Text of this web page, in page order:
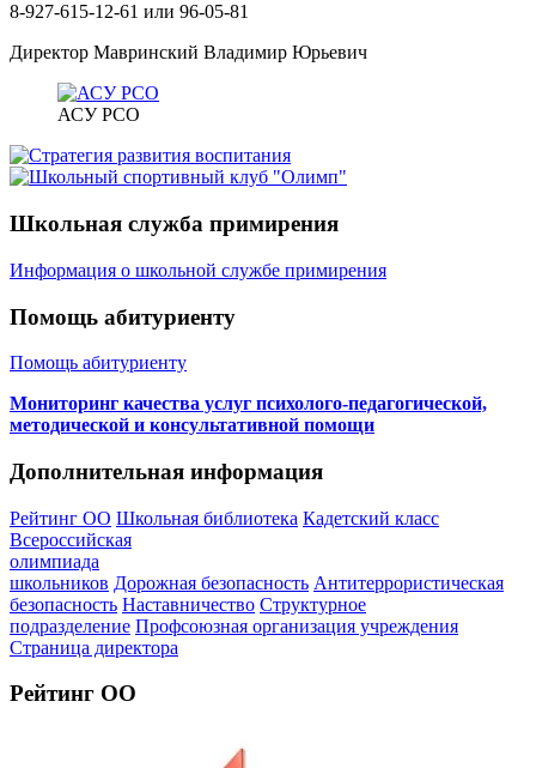
8-927-615-12-61 или 96-05-81
Директор Мавринский Владимир Юрьевич
АСУ РСО
Школьная служба примирения
Информация о школьной службе примирения
Помощь абитуриенту
Помощь абитуриенту
Мониторинг качества услуг психолого-педагогической,
методической и консультативной помощи
Дополнительная информация
Рейтинг ОО Школьная библиотека Кадетский класс
Всероссийская
олимпиада
школьников Дорожная безопасность Антитеррористическая
безопасность Наставничество Структурное
подразделение Профсоюзная организация учреждения
Страница директора
Рейтинг ОО